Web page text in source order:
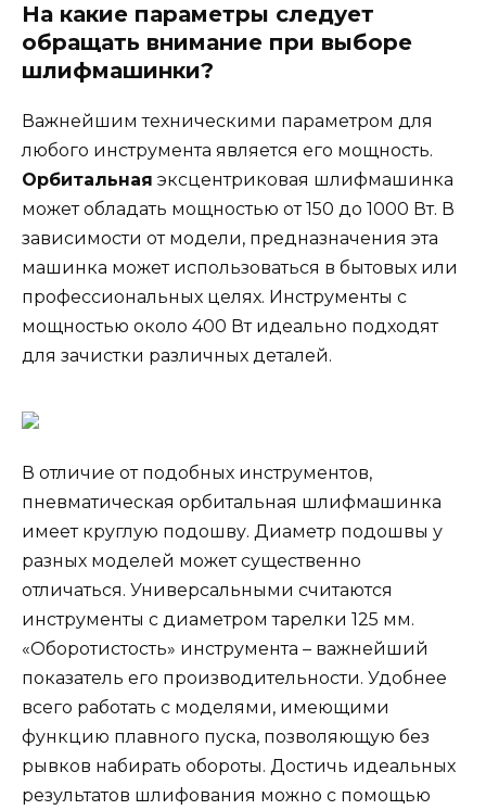
На какие параметры следует
обращать внимание при выборе
шлифмашинки?
Важнейшим техническими параметром для
любого инструмента является его мощность.
Орбитальная эксцентриковая шлифмашинка
может обладать мощностью от 150 до 1000 Вт. В
зависимости от модели, предназначения эта
машинка может использоваться в бытовых или
профессиональных целях. Инструменты с
мощностью около 400 Вт идеально подходят
для зачистки различных деталей.
В отличие от подобных инструментов,
пневматическая орбитальная шлифмашинка
имеет круглую подошву. Диаметр подошвы у
разных моделей может существенно
отличаться. Универсальными считаются
инструменты с диаметром тарелки 125 мм.
«Оборотистость» инструмента – важнейший
показатель его производительности. Удобнее
всего работать с моделями, имеющими
функцию плавного пуска, позволяющую без
рывков набирать обороты. Достичь идеальных
результатов шлифования можно с помощью